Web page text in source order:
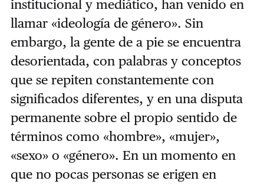
institucional y mediático, han venido en
llamar «ideología de género». Sin
embargo, la gente de a pie se encuentra
desorientada, con palabras y conceptos
que se repiten constantemente con
significados diferentes, y en una disputa
permanente sobre el propio sentido de
términos como «hombre», «mujer»,
«sexo» o «género». En un momento en
que no pocas personas se erigen en